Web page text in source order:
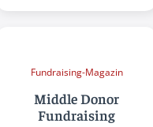
Fundraising-Magazin
Middle Donor
Fundraising